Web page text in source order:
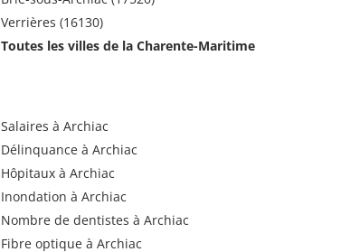
Verrières (16130)
Toutes les villes de la Charente-Maritime
Salaires à Archiac
Délinquance à Archiac
Hôpitaux à Archiac
Inondation à Archiac
Nombre de dentistes à Archiac
Fibre optique à Archiac